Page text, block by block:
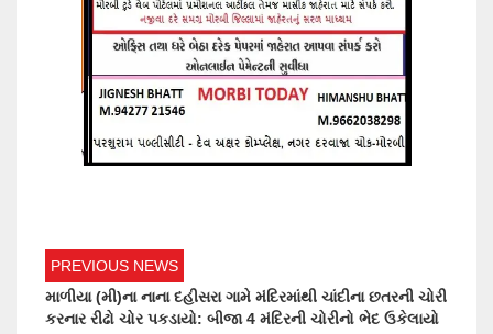
PREVIOUS NEWS
માળીયા (મી)ના નાના દહીસરા ગામે મંદિરમાંથી ચાંદીના છતરની ચોરી
કરનાર રીઢો ચોર પકડાયો: બીજા 4 મંદિરની ચોરીનો ભેદ ઉકેલાયો